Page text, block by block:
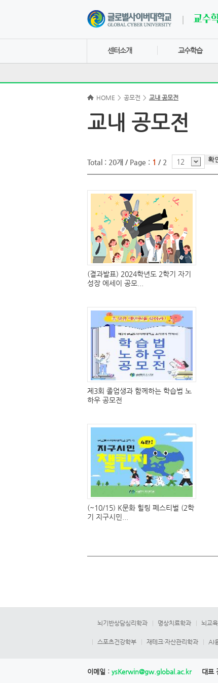
센터소개 교수학습
HOME > 공모전 > 교내 공모전
교내 공모전
Total : 20개 / Page : 1 / 2 12 확
(결과발표) 2024학년도 2학기 자기
성장 에세이 공모...
제3회 졸업생과 함께하는 학습법 노
하우 공모전
(~10/15) K문화 힐링 페스티벌 (2학
기 지구시민...
뇌기반상담심리학과 명상치료학과 뇌교
스포츠건강학부 재테크·자산관리학과 AI
이메일 : ysKerwin@gw.global.ac.kr 대표